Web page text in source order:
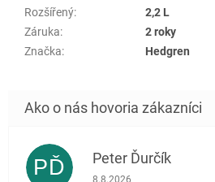
Rozšířený:
2,2 L
Záruka:
2 roky
Značka: Hedgren
PĎ Peter Ďurčík
Hodnotenie obchodu je
8.8.2026